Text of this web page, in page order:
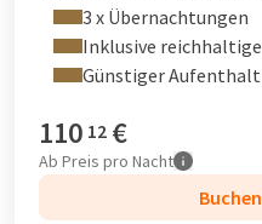
3 x Übernachtungen
Inklusive
Günstiger
110 12 €
Ab Preis pro Nacht